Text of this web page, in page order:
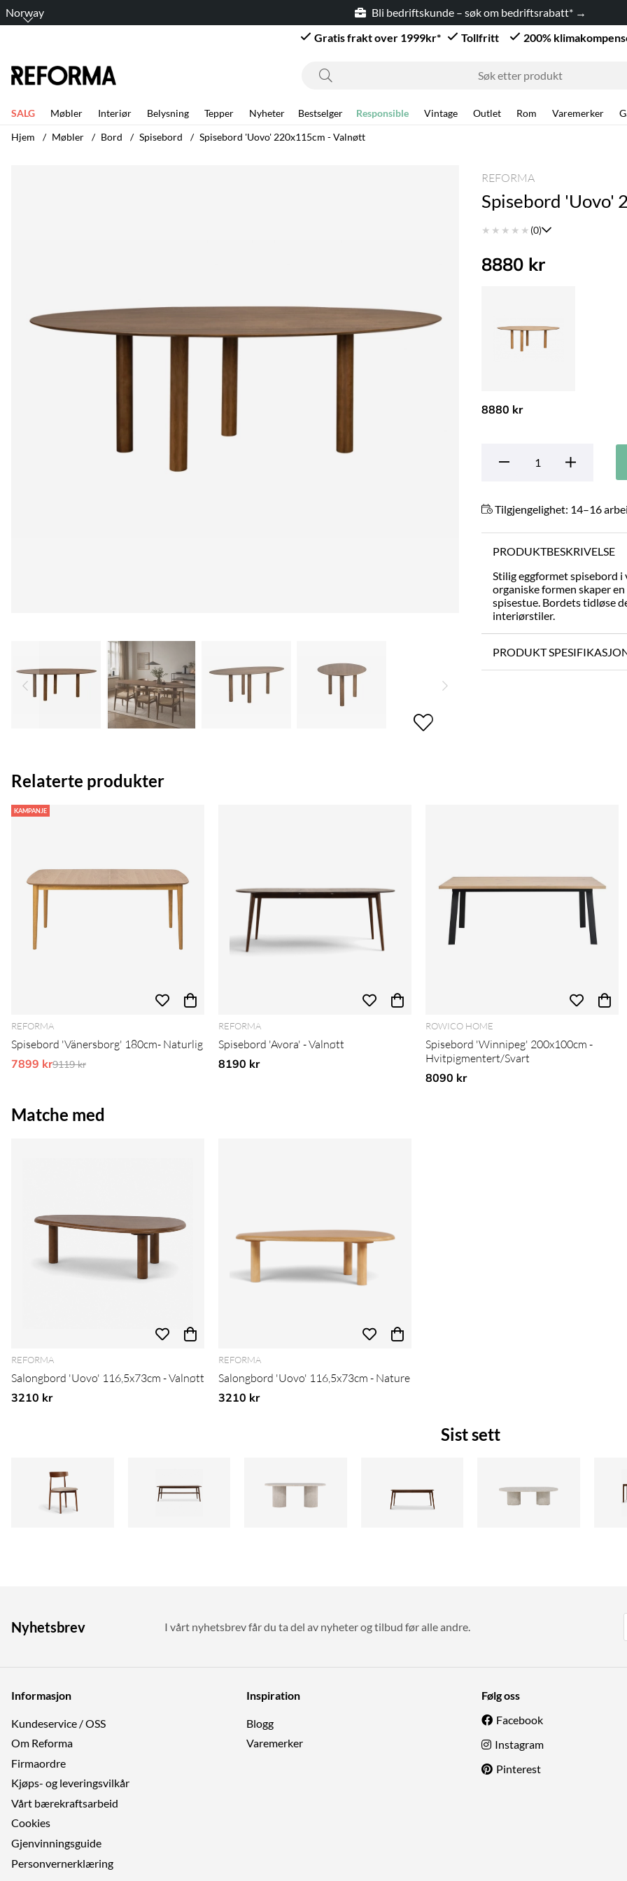
Norway
Bli bedriftskunde – søk om bedriftsrabatt* →
Gratis frakt over 1999kr*
Tollfritt 200%
SALG Møbler Interiør Belysning Tepper Nyheter Bestselger Responsible Vintage Outlet Rom Varemerker
Hjem
Møbler Bord Spisebord Spisebord 'Uovo' 220x115cm - Valnøtt
REFORMA
Spisebord 'Uovo'
★ ★ ★ ★ ★ (0)
8880 kr
8880 kr
Tilgjengelighet: 14–16
PRODUKTBESKRIVELSE
Stilig eggformet spisebord i
organiske formen skaper
spisestue. Bordets tidløse
interiørstiler.
PRODUKT
Relaterte produkter
KAMPANJE
REFORMA
Spisebord 'Vänersborg' 180cm- Naturlig
7899 krOrdinarie pris:
9119 kr
REFORMA
Spisebord 'Avora' - Valnøtt
8190 kr
ROWICO HOME
Spisebord 'Winnipeg' 200x100cm -
Hvitpigmentert/Svart
8090 kr
Matche med
REFORMA
Salongbord 'Uovo' 116,5x73cm - Valnøtt
3210 kr
REFORMA
Salongbord 'Uovo' 116,5x73cm - Nature
3210 kr
Sist sett
Nyhetsbrev I vårt nyhetsbrev får du ta del av nyheter og tilbud før alle andre.
Informasjon
Kundeservice / OSS
Om Reforma
Firmaordre
Kjøps- og leveringsvilkår
Vårt bærekraftsarbeid
Cookies
Gjenvinningsguide
Personvernerklæring
Inspiration
Blogg
Varemerker
Følg oss
Facebook
Instagram
Pinterest